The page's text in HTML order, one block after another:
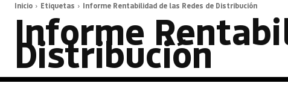
Inicio Etiquetas Informe Rentabilidad de las Redes de Distribución
Informe
Distribución